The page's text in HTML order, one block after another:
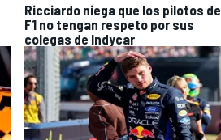
Ricciardo niega que los pilotos de
F1 no tengan respeto por sus
colegas de Indycar